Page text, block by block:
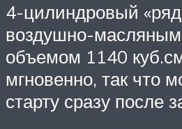
4-цилиндровый
воздушно-
объемом 1140
мгновенно, так что
старту сразу после